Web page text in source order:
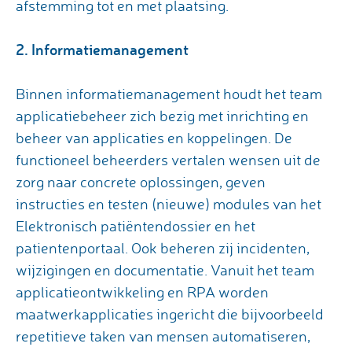
afstemming tot en met plaatsing.
2. Informatiemanagement
Binnen informatiemanagement houdt het team
applicatiebeheer zich bezig met inrichting en
beheer van applicaties en koppelingen. De
functioneel beheerders vertalen wensen uit de
zorg naar concrete oplossingen, geven
instructies en testen (nieuwe) modules van het
Elektronisch patiëntendossier en het
patientenportaal. Ook beheren zij incidenten,
wijzigingen en documentatie. Vanuit het team
applicatieontwikkeling en RPA worden
maatwerkapplicaties ingericht die bijvoorbeeld
repetitieve taken van mensen automatiseren,